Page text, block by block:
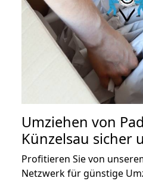
Umziehen von
Künzelsau sicher
Profitieren Sie von
Netzwerk für günstige